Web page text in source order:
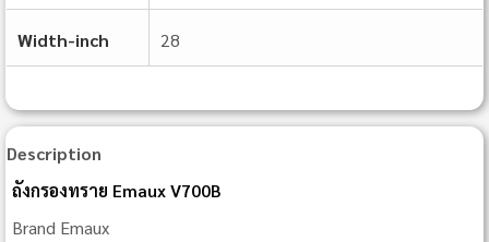
Width-inch 28
Description
ถังกรองทราย Emaux V700B
Brand Emaux